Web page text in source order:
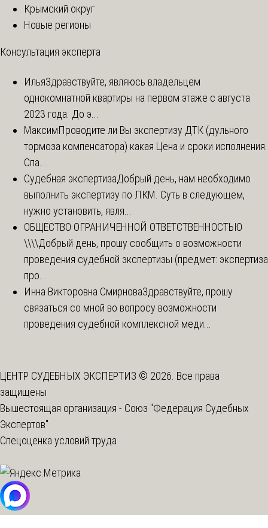
Крымский округ
Новые регионы
Консультация эксперта
ИльяЗдравствуйте, являюсь владельцем
однокомнатной квартиры на первом этаже с августа
2023 года. До э...
МаксимПроводите ли Вы экспертизу ДТК (дульного
тормоза компенсатора) какая Цена и сроки исполнения.
Спа...
Судебная экспертизаДобрый день, нам необходимо
выполнить экспертизу по ЛКМ. Суть в следующем,
нужно установить, явля...
ОБЩЕСТВО ОГРАНИЧЕННОЙ ОТВЕТСТВЕННОСТЬЮ
\\\\Добрый день, прошу сообщить о возможности
проведения судебной экспертизы (предмет: экспертиза
про...
Инна Викторовна СмирноваЗдравствуйте, прошу
связаться со мной во вопросу возможности
проведения судебной комплексной меди...
ЦЕНТР СУДЕБНЫХ ЭКСПЕРТИЗ © 2026. Все права
защищены
Вышестоящая организация - Союз "Федерация Судебных
Экспертов"
Спецоценка условий труда